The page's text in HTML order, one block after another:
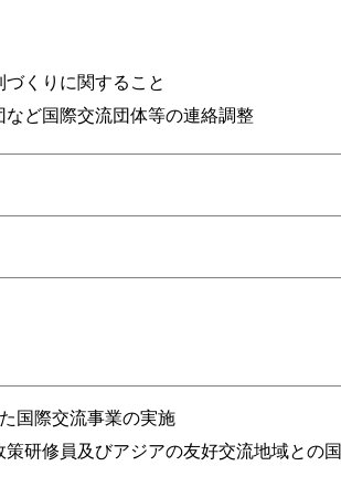
くりに関すること
など国際交流団体等の連絡調整
国際交流事業の実施
研修員及びアジアの友好交流地域との国